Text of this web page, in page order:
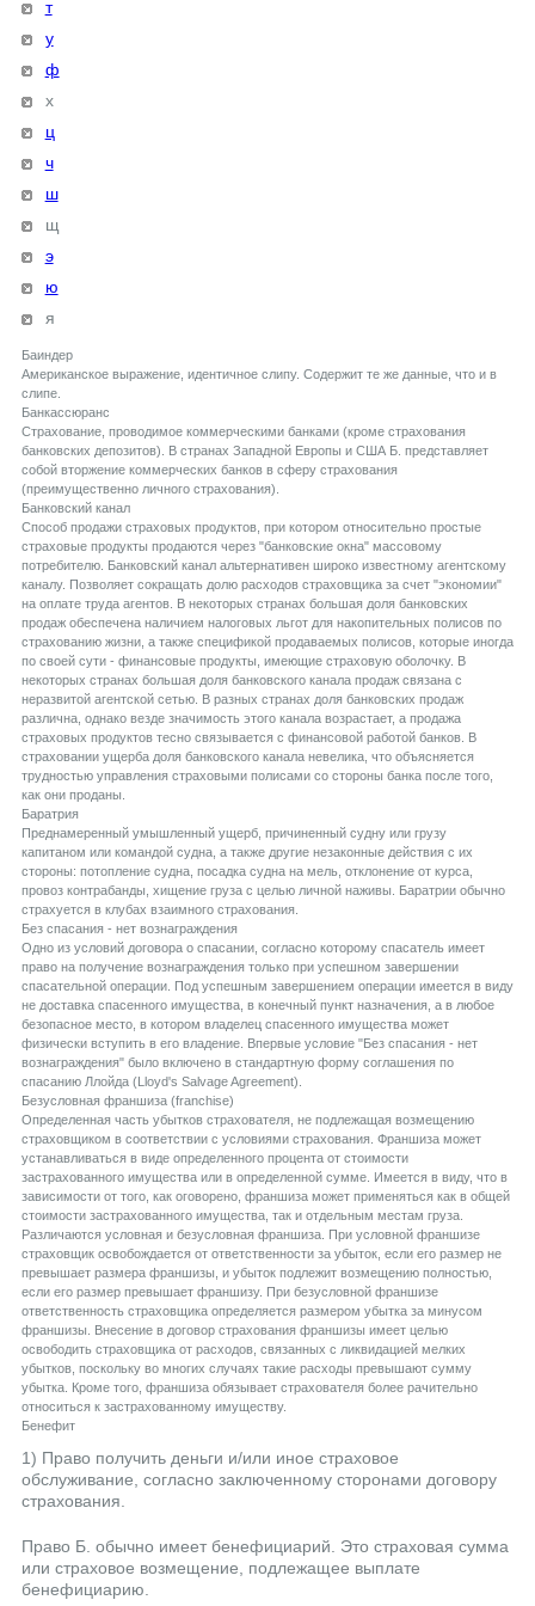
т
у
ф
х
ц
ч
ш
щ
э
ю
я
Баиндер
Американское выражение, идентичное слипу. Содержит те же данные, что и в
слипе.
Банкассюранс
Страхование, проводимое коммерческими банками (кроме страхования
банковских депозитов). В странах Западной Европы и США Б. представляет
собой вторжение коммерческих банков в сферу страхования
(преимущественно личного страхования).
Банковский канал
Способ продажи страховых продуктов, при котором относительно простые
страховые продукты продаются через "банковские окна" массовому
потребителю. Банковский канал альтернативен широко известному агентскому
каналу. Позволяет сокращать долю расходов страховщика за счет "экономии"
на оплате труда агентов. В некоторых странах большая доля банковских
продаж обеспечена наличием налоговых льгот для накопительных полисов по
страхованию жизни, а также спецификой продаваемых полисов, которые иногда
по своей сути - финансовые продукты, имеющие страховую оболочку. В
некоторых странах большая доля банковского канала продаж связана с
неразвитой агентской сетью. В разных странах доля банковских продаж
различна, однако везде значимость этого канала возрастает, а продажа
страховых продуктов тесно связывается с финансовой работой банков. В
страховании ущерба доля банковского канала невелика, что объясняется
трудностью управления страховыми полисами со стороны банка после того,
как они проданы.
Баратрия
Преднамеренный умышленный ущерб, причиненный судну или грузу
капитаном или командой судна, а также другие незаконные действия с их
стороны: потопление судна, посадка судна на мель, отклонение от курса,
провоз контрабанды, хищение груза с целью личной наживы. Баратрии обычно
страхуется в клубах взаимного страхования.
Без спасания - нет вознаграждения
Одно из условий договора о спасании, согласно которому спасатель имеет
право на получение вознаграждения только при успешном завершении
спасательной операции. Под успешным завершением операции имеется в виду
не доставка спасенного имущества, в конечный пункт назначения, а в любое
безопасное место, в котором владелец спасенного имущества может
физически вступить в его владение. Впервые условие "Без спасания - нет
вознаграждения" было включено в стандартную форму соглашения по
спасанию Ллойда (Lloyd's Salvage Agreement).
Безусловная франшиза (franchise)
Определенная часть убытков страхователя, не подлежащая возмещению
страховщиком в соответствии с условиями страхования. Франшиза может
устанавливаться в виде определенного процента от стоимости
застрахованного имущества или в определенной сумме. Имеется в виду, что в
зависимости от того, как оговорено, франшиза может применяться как в общей
стоимости застрахованного имущества, так и отдельным местам груза.
Различаются условная и безусловная франшиза. При условной франшизе
страховщик освобождается от ответственности за убыток, если его размер не
превышает размера франшизы, и убыток подлежит возмещению полностью,
если его размер превышает франшизу. При безусловной франшизе
ответственность страховщика определяется размером убытка за минусом
франшизы. Внесение в договор страхования франшизы имеет целью
освободить страховщика от расходов, связанных с ликвидацией мелких
убытков, поскольку во многих случаях такие расходы превышают сумму
убытка. Кроме того, франшиза обязывает страхователя более рачительно
относиться к застрахованному имуществу.
Бенефит
1) Право получить деньги и/или иное страховое
обслуживание, согласно заключенному сторонами договору
страхования.
Право Б. обычно имеет бенефициарий. Это страховая сумма
или страховое возмещение, подлежащее выплате
бенефициарию.